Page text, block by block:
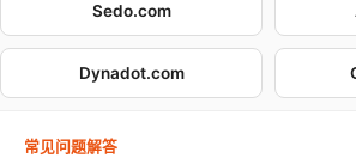
Sedo.com
Dynadot.com
常见问题解答